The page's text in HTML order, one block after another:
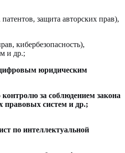
защита авторских прав),
кибербезопасность),
и др.;
юридическим
контролю за соблюдением закона
правовых систем и др.;
по интеллектуальной